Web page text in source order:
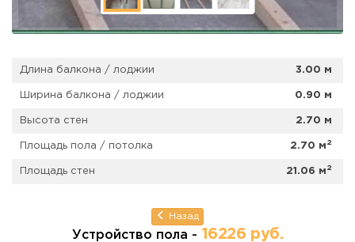
Назад
Длина балкона / лоджии 3.00 м
Ширина балкона / лоджии 0.90 м
Высота стен 2.70 м
Площадь пола / потолка 2.70 м 2
Площадь стен 21.06 м 2
Устройство пола - 16226 руб.